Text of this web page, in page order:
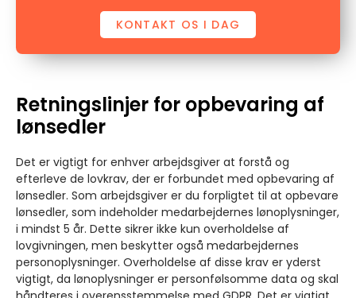
KONTAKT OS I DAG
Retningslinjer for opbevaring af
lønsedler
Det er vigtigt for enhver arbejdsgiver at forstå og
efterleve de lovkrav, der er forbundet med opbevaring af
lønsedler. Som arbejdsgiver er du forpligtet til at opbevare
lønsedler, som indeholder medarbejdernes lønoplysninger,
i mindst 5 år. Dette sikrer ikke kun overholdelse af
lovgivningen, men beskytter også medarbejdernes
personoplysninger. Overholdelse af disse krav er yderst
vigtigt, da lønoplysninger er personfølsomme data og skal